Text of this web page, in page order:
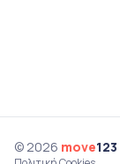
© 2026 move123